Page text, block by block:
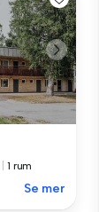
1 rum
Se mer